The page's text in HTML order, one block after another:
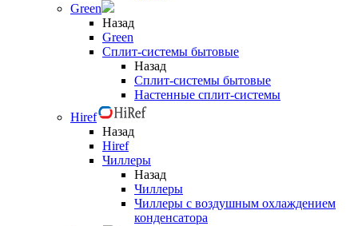
Green
Назад
Green
Сплит-системы бытовые
Назад
Сплит-системы бытовые
Настенные сплит-системы
Hiref
Назад
Hiref
Чиллеры
Назад
Чиллеры
Чиллеры с воздушным охлаждением
конденсатора